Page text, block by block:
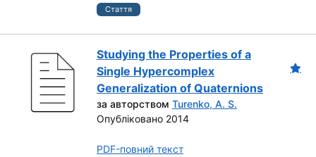
Стаття
Studying the Properties of a
Single Hypercomplex
Generalization of Quaternions
за авторством Turenko, A. S.
Опубліковано 2014
PDF-повний текст